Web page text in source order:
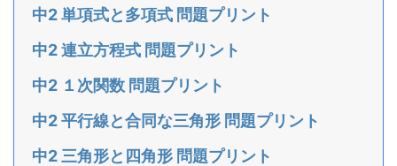
中2 単項式と多項式 問題プリント
中2 連立方程式 問題プリント
中2 １次関数 問題プリント
中2 平行線と合同な三角形 問題プリント
中2 三角形と四角形 問題プリント